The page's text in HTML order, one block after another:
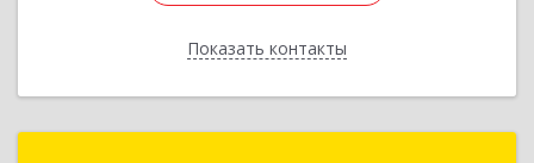
Показать контакты
Назад